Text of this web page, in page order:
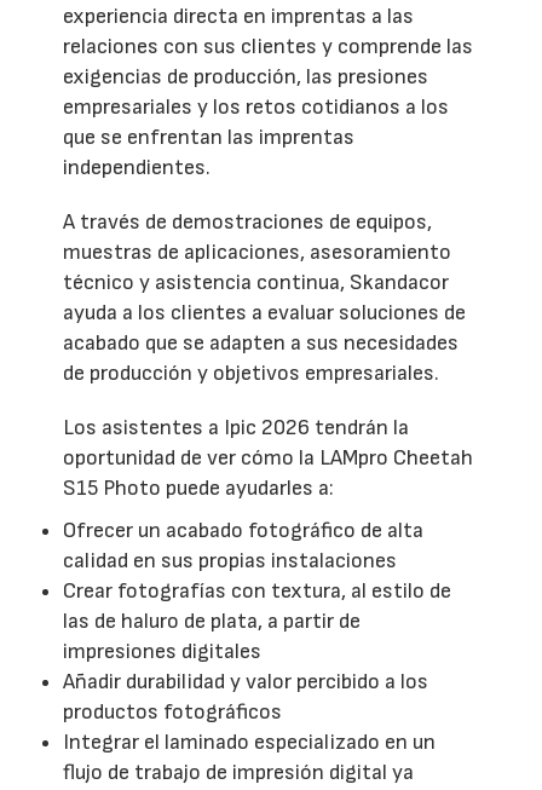
experiencia directa en imprentas a las
relaciones con sus clientes y comprende las
exigencias de producción, las presiones
empresariales y los retos cotidianos a los
que se enfrentan las imprentas
independientes.
A través de demostraciones de equipos,
muestras de aplicaciones, asesoramiento
técnico y asistencia continua, Skandacor
ayuda a los clientes a evaluar soluciones de
acabado que se adapten a sus necesidades
de producción y objetivos empresariales.
Los asistentes a Ipic 2026 tendrán la
oportunidad de ver cómo la LAMpro Cheetah
S15 Photo puede ayudarles a:
Ofrecer un acabado fotográfico de alta
calidad en sus propias instalaciones
Crear fotografías con textura, al estilo de
las de haluro de plata, a partir de
impresiones digitales
Añadir durabilidad y valor percibido a los
productos fotográficos
Integrar el laminado especializado en un
flujo de trabajo de impresión digital ya